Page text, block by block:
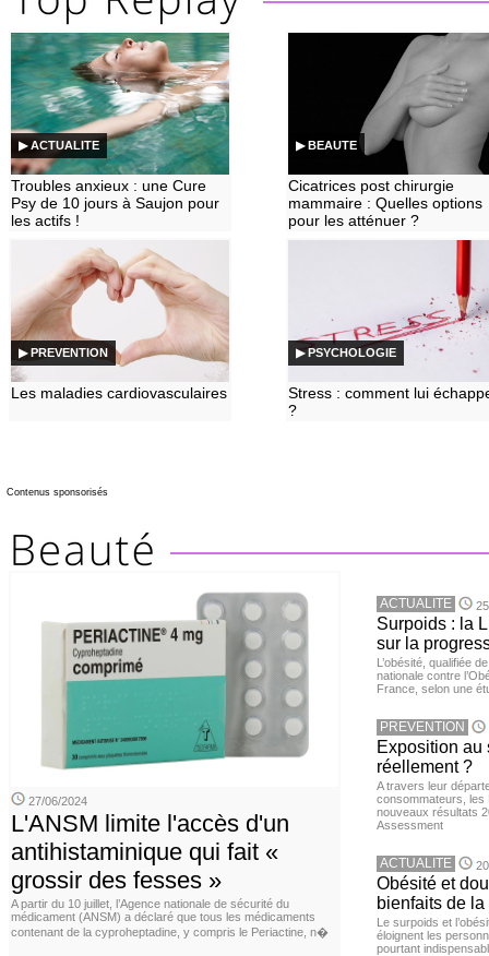
▶ ACTUALITE
Troubles anxieux : une Cure
Psy de 10 jours à Saujon pour
les actifs !
▶ BEAUTE
Cicatrices post chirurgie
mammaire : Quelles options
pour les atténuer ?
▶ PREVENTION
Les maladies cardiovasculaires
▶ PSYCHOLOGIE
Stress : comment lui
?
Contenus sponsorisés
27/06/2024
L'ANSM limite l'accès d'un
antihistaminique qui fait «
grossir des fesses »
A partir du 10 juillet, l’Agence nationale de sécurité du
médicament (ANSM) a déclaré que tous les médicaments
contenant de la cyproheptadine, y compris le Periactine, n�
ACTUALITE
Surpoids : la
sur la
L’obésité, qualifiée
nationale contre
France, selon une
PREVENTION
Exposition au
réellement ?
A travers leur
consommateurs, les
nouveaux résultats
Assessment
ACTUALITE
Obésité et
bienfaits de
Le surpoids et
éloignent les
pourtant